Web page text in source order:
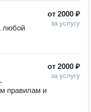
от 2000 ₽
за услугу
любой
от 2000 ₽
за услугу
правилам и